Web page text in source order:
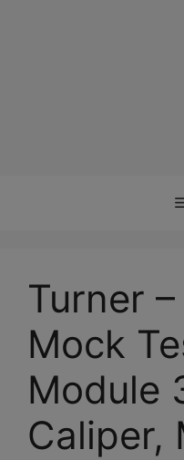
Turner
Mock
Module
Caliper,